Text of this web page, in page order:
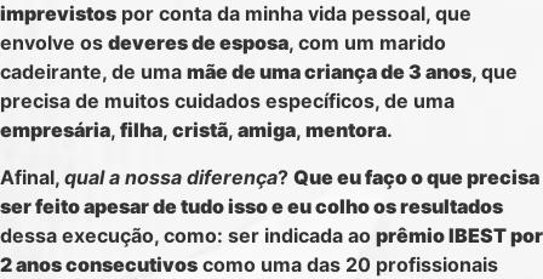
imprevistos por conta da minha vida pessoal, que
envolve os deveres de esposa, com um marido
cadeirante, de uma mãe de uma criança de 3 anos, que
precisa de muitos cuidados específicos, de uma
empresária, filha, cristã, amiga, mentora.
Afinal, qual a nossa diferença? Que eu faço o que precisa
ser feito apesar de tudo isso e eu colho os resultados
dessa execução, como: ser indicada ao prêmio IBEST por
2 anos consecutivos como uma das 20 profissionais